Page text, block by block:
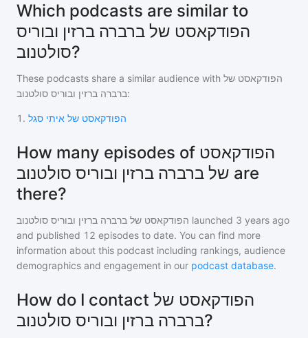
Which podcasts are similar to
הפודקאסט של ברברה ברזין ובוריס
סולטנוב?
These podcasts share a similar audience with הפודקאסט של
ברברה ברזין ובוריס סולטנוב:
1 . הפודקאסט של איתי סגל
How many episodes of הפודקאסט
של ברברה ברזין ובוריס סולטנוב are
there?
הפודקאסט של ברברה ברזין ובוריס סולטנוב launched 3 years ago
and published 12 episodes to date. You can find more
information about this podcast including rankings, audience
demographics and engagement in our podcast database.
How do I contact הפודקאסט של
ברברה ברזין ובוריס סולטנוב?